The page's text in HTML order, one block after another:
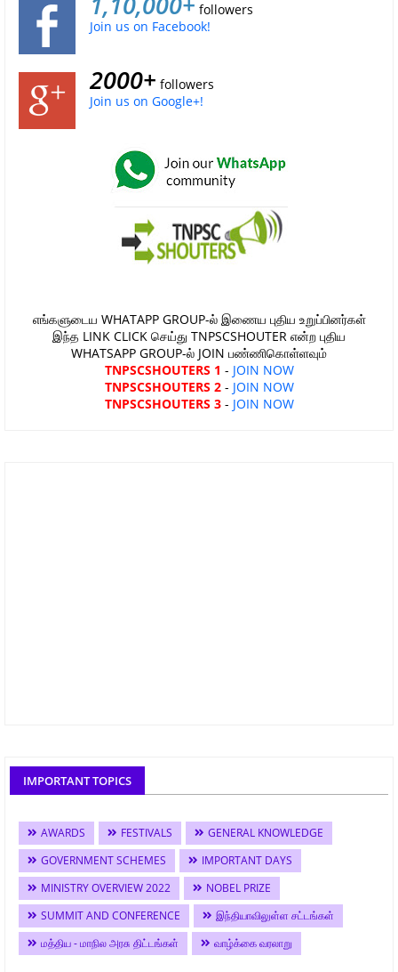
followers
Join us on Facebook!
2000+ followers
Join us on Google+!
எங்களுடைய WHATAPP GROUP-ல் இணைய புதிய உறுப்பினர்கள்
இந்த LINK CLICK செய்து TNPSCSHOUTER என்ற புதிய
WHATSAPP GROUP-ல் JOIN பண்ணிகொள்ளவும்
TNPSCSHOUTERS 1 - JOIN NOW
TNPSCSHOUTERS 2- JOIN NOW
TNPSCSHOUTERS 3- JOIN NOW
IMPORTANT TOPICS
AWARDS FESTIVALS
GENERAL KNOWLEDGE
GOVERNMENT SCHEMES
IMPORTANT DAYS
MINISTRY OVERVIEW 2022
NOBEL PRIZE
SUMMIT AND CONFERENCE
இந்தியாவிலுள்ள சட்டங்கள்
மத்திய - மாநில அரசு திட்டங்கள்
வாழ்க்கை வரலாறு